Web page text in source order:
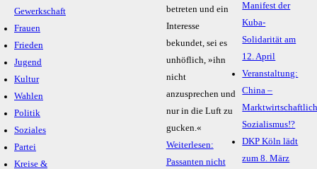
Gewerkschaft
Frauen
Frieden
Jugend
Kultur
Wahlen
Politik
Soziales
Partei
Kreise &
betreten und ein
Interesse
bekundet, sei es
unhöflich, »ihn
nicht
anzusprechen und
nur in die Luft zu
gucken.«
Weiterlesen:
Passanten nicht
Manifest der
Kuba-
Solidarität am
12. April
Veranstaltung:
China –
Sozialismus!?
DKP Köln lädt
zum 8. März